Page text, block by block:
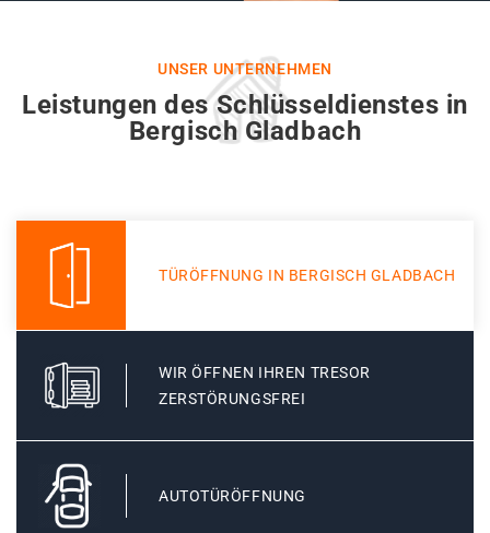
UNSER UNTERNEHMEN
Leistungen des Schlüsseldienstes in
Bergisch Gladbach
TÜRÖFFNUNG IN BERGISCH GLADBACH
WIR ÖFFNEN IHREN TRESOR
ZERSTÖRUNGSFREI
AUTOTÜRÖFFNUNG